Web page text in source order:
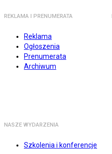
REKLAMA I PRENUMERATA
Reklama
Ogłoszenia
Prenumerata
Archiwum
NASZE WYDARZENIA
Szkolenia i konferencje